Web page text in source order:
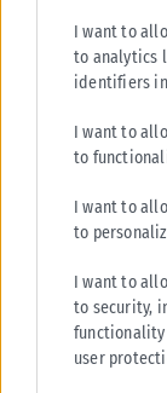
I want to
to analytics
identifiers
I want to
to
I want to
to
I want to
to security,
functionality
user
Αλεξάνδρα Καρτά
Σχετικά Άρθρα